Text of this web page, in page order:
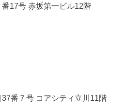
17号 赤坂第一ビル12階
番７号 コアシティ立川11階